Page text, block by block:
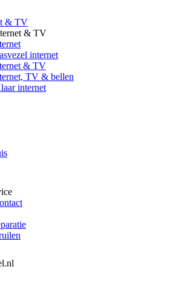
& TV
& TV
internet
& TV
TV & bellen
internet